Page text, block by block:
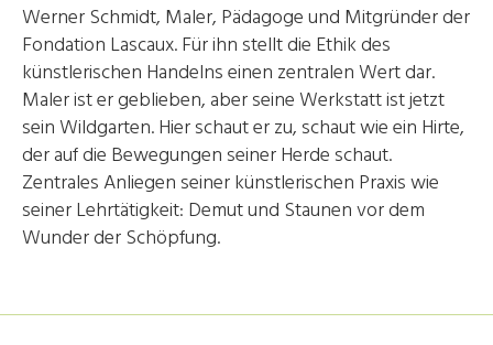
Werner Schmidt, Maler, Pädagoge und Mitgründer der
Fondation Lascaux. Für ihn stellt die Ethik des
künstlerischen Handelns einen zentralen Wert dar.
Maler ist er geblieben, aber seine Werkstatt ist jetzt
sein Wildgarten. Hier schaut er zu, schaut wie ein Hirte,
der auf die Bewegungen seiner Herde schaut.
Zentrales Anliegen seiner künstlerischen Praxis wie
seiner Lehrtätigkeit: Demut und Staunen vor dem
Wunder der Schöpfung.